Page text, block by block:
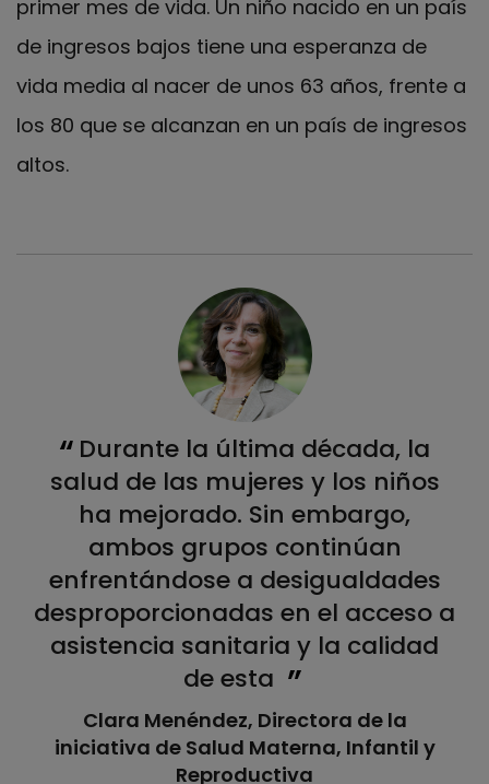
primer mes de vida. Un niño nacido en un país
de ingresos bajos tiene una esperanza de
vida media al nacer de unos 63 años, frente a
los 80 que se alcanzan en un país de ingresos
altos.
Durante la última década, la
salud de las mujeres y los niños
ha mejorado. Sin embargo,
ambos grupos continúan
enfrentándose a desigualdades
desproporcionadas en el acceso a
asistencia sanitaria y la calidad
de esta
Clara Menéndez, Directora de la
iniciativa de Salud Materna, Infantil y
Reproductiva